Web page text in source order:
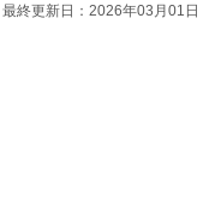
最終更新日：2026年03月01日